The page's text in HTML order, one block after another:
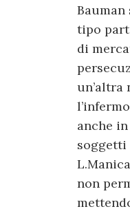
tipo
di
un’altra
anche
soggetti
non